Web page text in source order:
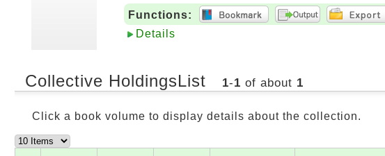
Functions:
Details
Collective HoldingsList 1-1 of about 1
Click a book volume to display details about the collection.